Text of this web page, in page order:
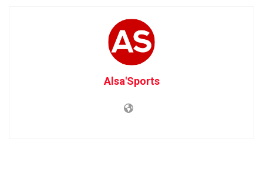
Alsa'Sports